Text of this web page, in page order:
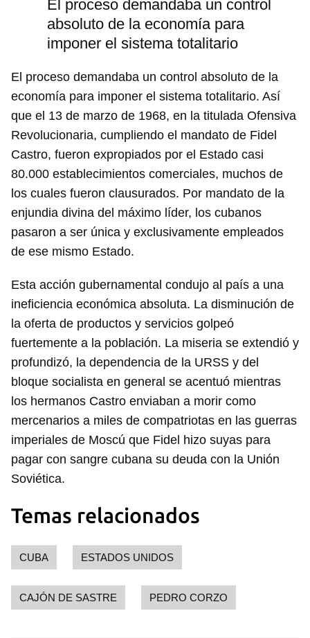
Guardar como favorito
Para poder guardar como favorito, primero has de
iniciar sesión con tu cuenta de 14ymedio.
INICIAR SESIÓN CANCELAR
El proceso demandaba un control
absoluto de la economía para
imponer el sistema totalitario
El proceso demandaba un control absoluto de la
economía para imponer el sistema totalitario. Así
que el 13 de marzo de 1968, en la titulada Ofensiva
Revolucionaria, cumpliendo el mandato de Fidel
Castro, fueron expropiados por el Estado casi
80.000 establecimientos comerciales, muchos de
los cuales fueron clausurados. Por mandato de la
enjundia divina del máximo líder, los cubanos
pasaron a ser única y exclusivamente empleados
de ese mismo Estado.
Esta acción gubernamental condujo al país a una
ineficiencia económica absoluta. La disminución de
la oferta de productos y servicios golpeó
fuertemente a la población. La miseria se extendió y
profundizó, la dependencia de la URSS y del
bloque socialista en general se acentuó mientras
los hermanos Castro enviaban a morir como
mercenarios a miles de compatriotas en las guerras
imperiales de Moscú que Fidel hizo suyas para
pagar con sangre cubana su deuda con la Unión
Soviética.
Temas relacionados
CUBA ESTADOS UNIDOS
CAJÓN DE SASTRE PEDRO CORZO